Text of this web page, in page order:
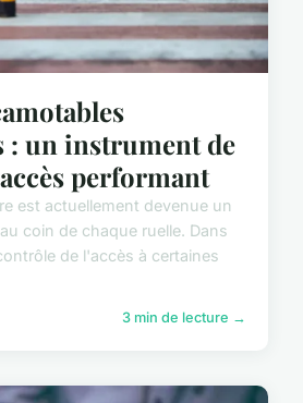
: un instrument de
performant
est actuellement devenue un
coin de chaque ruelle. Dans
de l'accès à certaines
3 min de lecture →